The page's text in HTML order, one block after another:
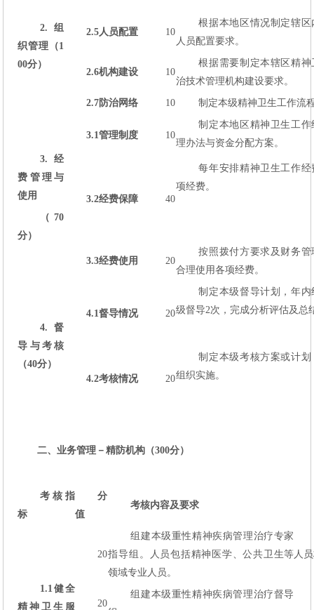
2. 组
织管理（1
00分）
2.5人员配置 10
根据本地区情况制定辖区
人员配置要求。
2.6机构建设 10
根据需要制定本辖区精神
治技术管理机构建设要求。
2.7防治网络 10 制定本级精神卫生工作流
3. 经
费管理与
使用
（70
分）
3.1管理制度 10
制定本地区精神卫生工作
理办法与资金分配方案。
3.2经费保障 40
每年安排精神卫生工作经
项经费。
3.3经费使用 20
按照拨付方要求及财务管
合理使用各项经费。
4. 督
导与考核
（40分）
4.1督导情况 20
制定本级督导计划，年内
级督导2次，完成分析评估及总
4.2考核情况 20
制定本级考核方案或计划
组织实施。
二、业务管理－精防机构（300分）
考核指
标
分
值
考核内容及要求
1.1健全
精神卫生服
20
组建本级重性精神疾病管理治疗专家
指导组。人员包括精神医学、公共卫生等
领域专业人员。
人
20
组建本级重性精神疾病管理治疗督导